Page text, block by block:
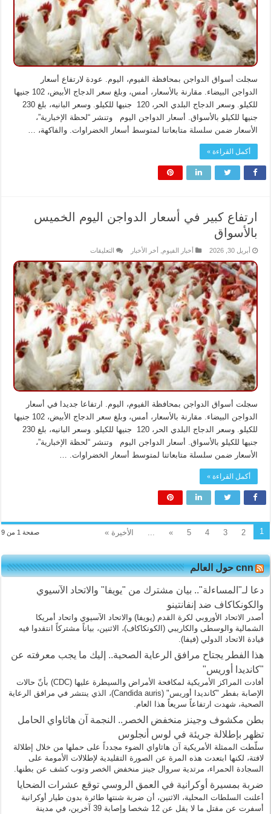
سجلت أسواق الدواجن بمحافظة الفيوم، اليوم. عودة لارتفاع أسعار
الدواجن البيضاء. مقارنة بالأسعار، أمس، وبلغ سعر الدجاج الأبيض، 102 جنيها
للكيلو. وسعر الدجاج البلدي الحر، 120 جنيها للكيلو. وسعر البانيه، بلغ 230
جنيها للكيلو بالأسواق. أسعار الدواجن اليوم وتنشر “لحظة الإخبارية”،
الأسعار ضمن سلسلة متابعاتنا لمتوسط أسعار الخضراوات. والفاكهة، …
أكمل القراءة »
ارتفاع كبير في أسعار الدواجن اليوم الخميس
بالأسواق
أبريل 30, 2026 أخبار الفيوم أخر الأخبار التعليقاتعلى
كبير
في
أسعار
الدواجن
اليوم
الخميس
بالأسواق
مغلقة
سجلت أسواق الدواجن بمحافظة الفيوم، اليوم. ارتفاعا جديدا في أسعار
الدواجن البيضاء. مقارنة بالأسعار، أمس، وبلغ سعر الدجاج الأبيض، 102 جنيها
للكيلو. وسعر الدجاج البلدي الحر، 120 جنيها للكيلو. وسعر البانيه، بلغ 230
جنيها للكيلو بالأسواق. أسعار الدواجن اليوم وتنشر “لحظة الإخبارية”،
الأسعار ضمن سلسلة متابعاتنا لمتوسط أسعار الخضراوات. …
أكمل القراءة »
صفحة 1 من 9 1
2
3
4
5
»
... الأخيرة »
cnn حول العالم
دعا لـ"المساءلة".. بيان مشترك من "يويفا" والاتحاد الآسيوي
والكونكاكاف ضد إنفانتينو
أصدر الاتحاد الأوروبي لكرة القدم (يويفا) والاتحاد الآسيوي واتحاد أمريكا
الشمالية والوسطى والكاريبي (الكونكاكاف)، الاثنين، بياناً مشتركاً انتقدوا فيه
قيادة الاتحاد الدولي (فيفا).
هذا الفطر يجتاح مرافق الرعاية الصحية.. إليك ما يجب معرفته عن
"كانديدا أوريس"
أفادت المراكز الأمريكية لمكافحة الأمراض والسيطرة عليها (CDC) بأنّ حالات
الإصابة بفطر "كانديدا أوريس" (Candida auris)، الذي ينتشر في مرافق الرعاية
الصحية، شهدت ارتفاعاً سريعاً هذا العام.
بطن مكشوف وجينز منخفض الخصر.. النجمة آن هاثاواي الحامل
تظهر بإطلالة جريئة في لوس أنجلوس
سلّطت الممثلة الأمريكية آن هاثاواي الضوء مجدداً على حملها من خلال إطلالة
لافتة، لكنها ابتعدت هذه المرة عن الصورة التقليدية لإطلالات الأمومة على
السجادة الحمراء، مرتدية سروال جينز منخفض الخصر وتوب كشف عن بطنها.
ضربة بمسيرة أوكرانية في العمق الروسي توقع عشرات الضحايا
أعلنت السلطات المحلية، الاثنين، أن ضربة شنتها طائرة بدون طيار أوكرانية
أسفرت عن مقتل ما لا يقل عن 12 شخصا وإصابة 39 آخرين، في مدينة